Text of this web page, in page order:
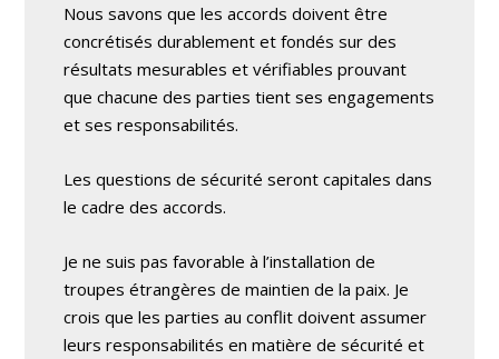
Nous savons que les accords doivent être
concrétisés durablement et fondés sur des
résultats mesurables et vérifiables prouvant
que chacune des parties tient ses engagements
et ses responsabilités.
Les questions de sécurité seront capitales dans
le cadre des accords.
Je ne suis pas favorable à l’installation de
troupes étrangères de maintien de la paix. Je
crois que les parties au conflit doivent assumer
leurs responsabilités en matière de sécurité et